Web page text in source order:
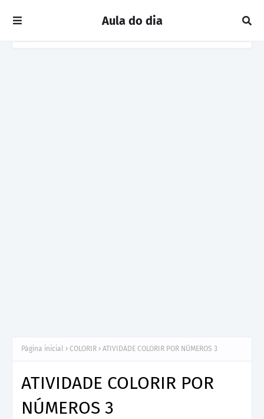
Aula do dia
Página inicial COLORIR ATIVIDADE COLORIR POR NÚMEROS 3
ATIVIDADE COLORIR POR
NÚMEROS 3